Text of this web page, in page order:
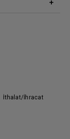
İthalat/İhracat